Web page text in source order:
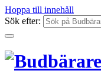
Hoppa till innehåll
Sök efter: